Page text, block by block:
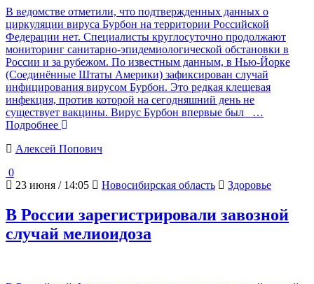
В ведомстве отметили, что подтвержденных данных о
циркуляции вируса Бурбон на территории Российской
Федерации нет. Специалисты круглосуточно продолжают
мониторинг санитарно-эпидемиологической обстановки в
России и за рубежом. По известным данным, в Нью‑Йорке
(Соединённые Штаты Америки) зафиксирован случай
инфицирования вирусом Бурбон. Это редкая клещевая
инфекция, против которой на сегодняшний день не
существует вакцины. Вирус Бурбон впервые был
…
Подробнее
Алексей Попович
0
23 июня / 14:05
Новосибирская область Здоровье
В России зарегистрировали завозной
случай мелиоидоза